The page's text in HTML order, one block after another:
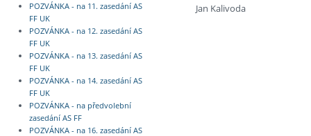
POZVÁNKA - na 11. zasedání AS
FF UK
POZVÁNKA - na 12. zasedání AS
FF UK
POZVÁNKA - na 13. zasedání AS
FF UK
POZVÁNKA - na 14. zasedání AS
FF UK
POZVÁNKA - na předvolební
zasedání AS FF
POZVÁNKA - na 16. zasedání AS
Jan Kalivoda